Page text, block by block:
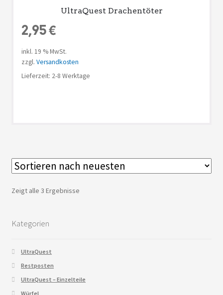
UltraQuest Drachentöter
2,95€
inkl. 19 % MwSt.
zzgl. Versandkosten
Lieferzeit: 2-8 Werktage
Zeigt alle 3 Ergebnisse
Kategorien
UltraQuest
Restposten
UltraQuest – Einzelteile
Würfel